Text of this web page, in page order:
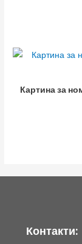
Картина за
Контакти: